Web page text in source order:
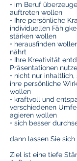
• im Beruf
auftreten wollen
• Ihre persönliche
individuellen
stärken wollen
• herausfinden
nährt
• Ihre Kreativität
Präsentationen
• nicht nur
ihre persönliche
wollen
• kraftvoll und
verschiedenen
agieren wollen
• sich besser
dann lassen Sie
Ziel ist eine tiefe